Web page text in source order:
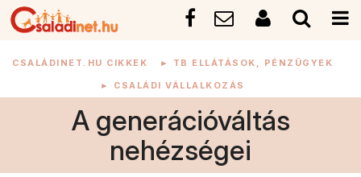
CSALÁDINET.HU CIKKEK ► TB ELLÁTÁSOK, PÉNZÜGYEK
► CSALÁDI VÁLLALKOZÁS
A generációváltás
nehézségei